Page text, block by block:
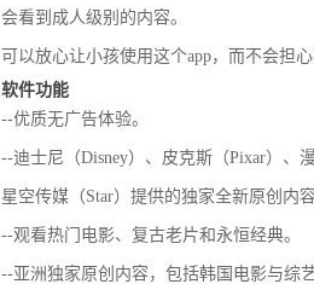
会看到成人级别的内容。
可以放心让小孩使用这个app，而不会担
软件功能
--优质无广告体验。
--迪士尼（Disney）、皮克斯（Pixar）、
星空传媒（Star）提供的独家全新原创内容
--观看热门电影、复古老片和永恒经典。
--亚洲独家原创内容，包括韩国电影与综